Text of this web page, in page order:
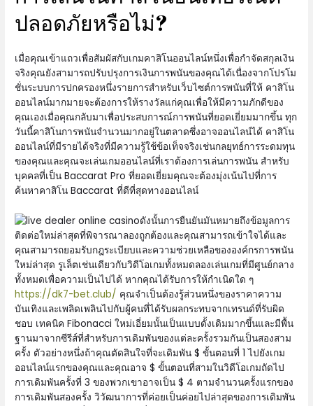
ปลอดภัยหรือไม่?
เมื่อคุณเข้าแถวเพื่อสัมผัสกับเกมคาสิโนออนไลน์หนึ่งเพื่อกำจัดสกุลเงิน
จริงคุณยังสามารถปรับปรุงการเงินการพนันของคุณได้เนื่องจากโปรโม
ชั่นระบบการปกครองหนึ่งรายการสำหรับเว็บไซต์การพนันที่ให้ คาสิโน
ออนไลน์มากมายจะต้องการให้รางวัลแก่คุณเพื่อให้มีความภักดีของ
คุณเองเมื่อคุณกลับมาเพื่อประสบการณ์การพนันที่ยอดเยี่ยมมากขึ้น ทุก
วันนี้คาสิโนการพนันจำนวนมากอยู่ในตลาดซึ่งอาจออนไลน์ได้ คาสิโน
ออนไลน์ที่มีรายได้จริงที่มีความรู้ใช้ข้อเท็จจริงเช่นกลยุทธ์การระดมทุน
ของคุณและคุณจะเล่นเกมออนไลน์ที่เราต้องการเล่นการพนัน สำหรับ
บุคคลที่เป็น Baccarat Pro ที่ยอดเยี่ยมคุณจะต้องมุ่งเน้นไปที่การ
ค้นหาคาสิโน Baccarat ที่ดีที่สุดทางออนไลน์
ดังนั้นการยืนยันมันหมายถึงข้อมูลการ
ติดต่อใหม่ล่าสุดที่พิจารณาลองถูกต้องและคุณสามารถเข้าใจได้และ
คุณสามารถยอมรับกฎระเบียบและความช่วยเหลือขององค์กรการพนัน
ใหม่ล่าสุด รูเล็ตเช่นเดียวกับวิดีโอเกมทั้งหมดลองเล่นเกมที่มีศูนย์กลาง
ทั้งหมดเพื่อความเป็นไปได้ หากคุณได้รับการให้กำเนิดใด ๆ
https://dk7-bet.club/ คุณจำเป็นต้องรู้ส่วนหนึ่งของราคาความ
บันเทิงและเพลิดเพลินไปกับผู้คนที่ได้รับผลกระทบจากเทรนด์ที่รับผิด
ชอบ เทคนิค Fibonacci ใหม่เอี่ยมนั้นเป็นแบบดั้งเดิมมากขึ้นและมีพื้น
ฐานมาจากซีรีส์ที่สำหรับการเดิมพันของแต่ละครั้งรวมกันเป็นสองสาม
ครั้ง ตัวอย่างหนึ่งถ้าคุณตัดสินใจที่จะเดิมพัน $ ขั้นตอนที่ 1 ไปยังเกม
ออนไลน์แรกของคุณและคุณอาจ $ ขั้นตอนที่สามในวิดีโอเกมถัดไป
การเดิมพันครั้งที่ 3 ของพวกเขาอาจเป็น $ 4 ตามจำนวนครั้งแรกของ
การเดิมพันสองครั้ง วิวัฒนาการที่ค่อยเป็นค่อยไปล่าสุดของการเดิมพัน